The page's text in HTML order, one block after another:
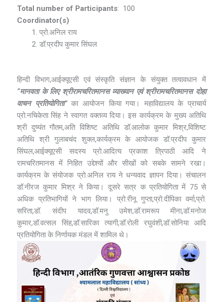
Total number of Participants: 100
Coordinator(s)
प्रो.अनिल राय
डॉ.प्रदीप कुमार सिंघल
हिन्दी विभाग,आईक्यूएसी एवं संस्कृति संज्ञान के संयुक्त तत्वावधान में
“मानवता के लिए श्रीरामचरितमानस व्याख्यान एवं श्रीरामचरितमानस दोहा
वाचन प्रतियोगिता”का आयोजन किया गया। महाविद्यालय के प्राचार्य
प्रो.नचिकेता सिंह ने स्वागत वक्तव्य दिया। इस कार्यक्रम के मुख्य अतिथि
श्री दुष्यंत गौतम,अति विशिष्ट अतिथि डॉ.आलोक कुमार मिश्र,विशिष्ट
अतिथि श्री गुलाबचंद शुक्ल,कार्यक्रम के आयोजक डॉ.प्रदीप कुमार
सिंघल,आईक्यूएसी सदस्य प्रो.आदित्य प्रकाश त्रिपाठी आदि ने
रामचरितमानस में निहित उद्देश्यों और सीखों को सबके सामने रखा।
कार्यक्रम के संयोजक प्रो.अनिल राय ने धन्यवाद ज्ञापन दिया। संचालन
डॉ.नीरज कुमार मिश्र ने किया। दूसरे सत्र क प्रतियोगिता में 75 से
अधिक प्रतिभागियों ने भाग लिया। प्रो.रीनू गुप्ता,प्रो.दीपिका वर्मा,प्रो.
सरिता,डॉ. संदीप यादव,डॉ.मनु उमेश,डॉ.रामरूप मीना,डॉ.मनोज
कुमार,डॉ.वत्सल सिंह,डॉ.सारिका त्यागी,डॉ.रोली रघुवंशी,डॉ.सोनिया आदि
प्रतियोगिता के निर्णायक मंडल में शामिल थे।